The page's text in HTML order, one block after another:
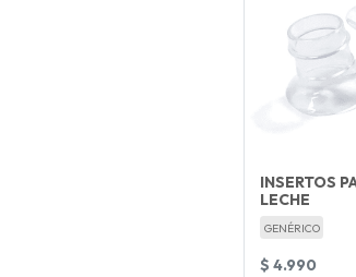
INSERTOS
LECHE
GENÉRICO
$ 4.990